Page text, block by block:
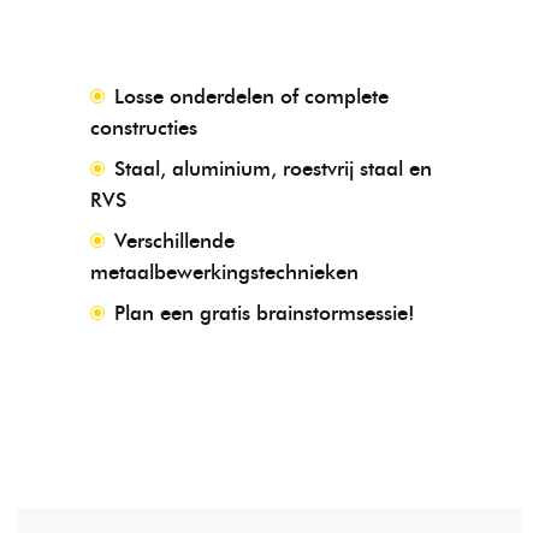
Losse onderdelen of complete
constructies
Staal, aluminium, roestvrij staal en
RVS
Verschillende
metaalbewerkingstechnieken
Plan een gratis brainstormsessie!